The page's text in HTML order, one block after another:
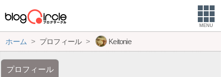
MENU
ホーム プロフィール Keitonie
プロフィール